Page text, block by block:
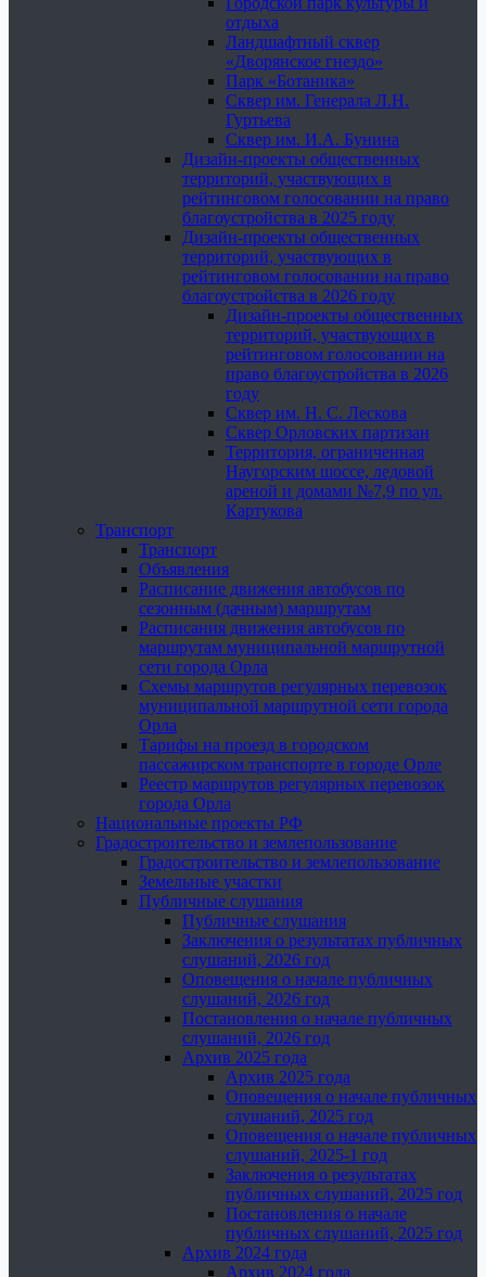
отдыха
Ландшафтный сквер
«Дворянское гнездо»
Парк «Ботаника»
Сквер им. Генерала Л.Н.
Гуртьева
Сквер им. И.А. Бунина
Дизайн-проекты общественных
территорий, участвующих в
рейтинговом голосовании на право
благоустройства в 2025 году
Дизайн-проекты общественных
территорий, участвующих в
рейтинговом голосовании на право
благоустройства в 2026 году
Дизайн-проекты общественных
территорий, участвующих в
рейтинговом голосовании на
право благоустройства в 2026
году
Сквер им. Н. С. Лескова
Сквер Орловских партизан
Территория, ограниченная
Наугорским шоссе, ледовой
ареной и домами №7,9 по ул.
Картукова
Транспорт
Транспорт
Объявления
Расписание движения автобусов по
сезонным (дачным) маршрутам
Расписания движения автобусов по
маршрутам муниципальной маршрутной
сети города Орла
Схемы маршрутов регулярных перевозок
муниципальной маршрутной сети города
Орла
Тарифы на проезд в городском
пассажирском транспорте в городе Орле
Реестр маршрутов регулярных перевозок
города Орла
Национальные проекты РФ
Градостроительство и землепользование
Градостроительство и землепользование
Земельные участки
Публичные слушания
Публичные слушания
Заключения о результатах публичных
слушаний, 2026 год
Оповещения о начале публичных
слушаний, 2026 год
Постановления о начале публичных
слушаний, 2026 год
Архив 2025 года
Архив 2025 года
Оповещения о начале публичных
слушаний, 2025 год
Оповещения о начале публичных
слушаний, 2025-1 год
Заключения о результатах
публичных слушаний, 2025 год
Постановления о начале
публичных слушаний, 2025 год
Архив 2024 года
Архив 2024 года